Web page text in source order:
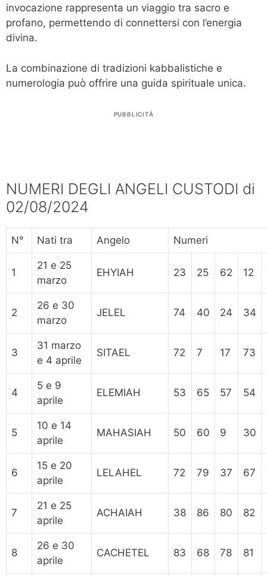
invocazione rappresenta un viaggio tra sacro e
profano, permettendo di connettersi con l’energia
divina.
La combinazione di tradizioni kabbalistiche e
numerologia può offrire una guida spirituale unica.
PUBBLICITÀ
NUMERI DEGLI ANGELI CUSTODI di
02/08/2024
N° Nati tra Angelo Numeri
1
21 e 25
marzo
EHYIAH 23 25 62 12
2
26 e 30
marzo
JELEL 74 40 24 34
3
31 marzo
e 4 aprile
SITAEL 72 7 17 73
4
5 e 9
aprile
ELEMIAH 53 65 57 54
5
10 e 14
aprile
MAHASIAH 50 60 9 30
6
15 e 20
aprile
LELAHEL 72 79 37 67
7
21 e 25
aprile
ACHAIAH 38 86 80 82
8
26 e 30
aprile
CACHETEL 83 68 78 81